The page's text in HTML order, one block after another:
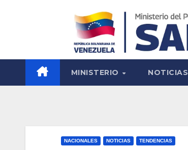
MINISTERIO NOTICIAS
NACIONALES NOTICIAS TENDENCIAS